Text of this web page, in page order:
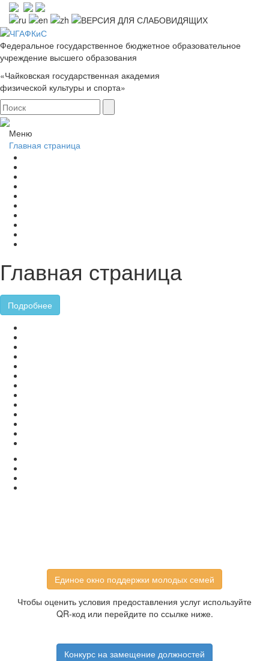
Федеральное государственное бюджетное образовательное
учреждение высшего образования
«Чайковская государственная академия
физической культуры и спорта»
Меню
Главная страница
Главная страница
Подробнее
Единое окно поддержки молодых семей
Чтобы оценить условия предоставления услуг используйте
QR-код или перейдите по ссылке ниже.
Конкурс на замещение должностей